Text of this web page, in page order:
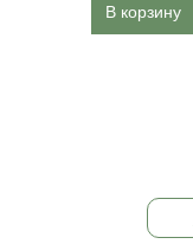
В корзину